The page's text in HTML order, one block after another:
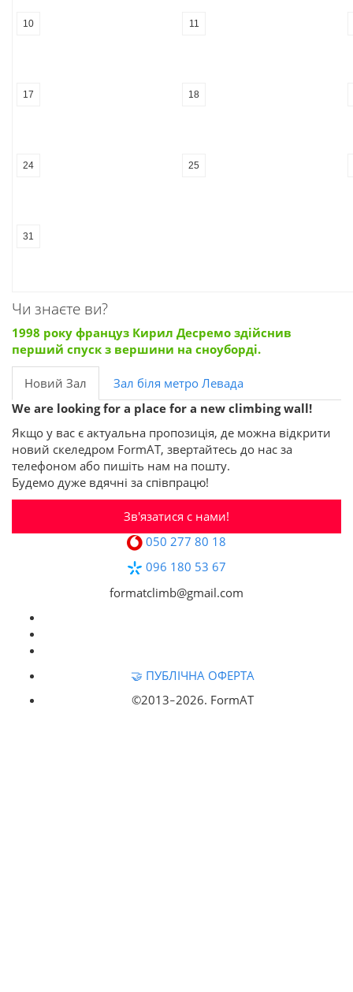
10 11
17 18
24 25
31
Чи знаєте ви?
1998 року француз Кирил Десремо здійснив
перший спуск з вершини на сноуборді.
Новий Зал
Зал біля метро Левада
We are looking for a place for a new climbing wall!
Якщо у вас є актуальна пропозиція, де можна відкрити
новий скеледром FormAT, звертайтесь до нас за
телефоном або пишіть нам на пошту.
Будемо дуже вдячні за співпрацю!
Зв'язатися с нами!
050 277 80 18
096 180 53 67
formatclimb@gmail.com
🤝 ПУБЛІЧНА ОФЕРТА
©2013‒2026. FormAT